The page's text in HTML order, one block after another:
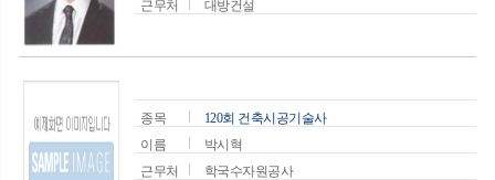
근무처
대방건설
종목
120회 건축시공기술사
이름
박시혁
근무처
학국수자원공사